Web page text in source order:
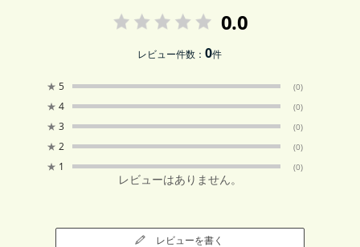
0.0
レビュー件数：0件
★ 5 (0)
★ 4 (0)
★ 3 (0)
★ 2 (0)
★ 1 (0)
レビューはありません。
レビューを書く